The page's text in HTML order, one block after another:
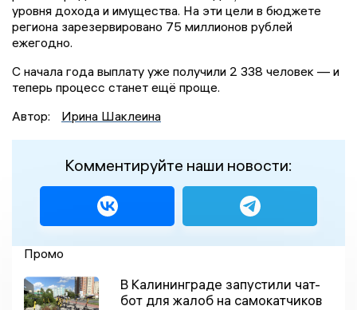
уровня дохода и имущества. На эти цели в бюджете
региона зарезервировано 75 миллионов рублей
ежегодно.
С начала года выплату уже получили 2 338 человек — и
теперь процесс станет ещё проще.
Автор:
Ирина Шаклеина
Комментируйте наши новости:
Промо
В Калининграде запустили чат-
бот для жалоб на самокатчиков